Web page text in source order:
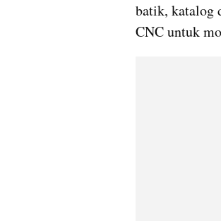
batik, katalog
CNC untuk